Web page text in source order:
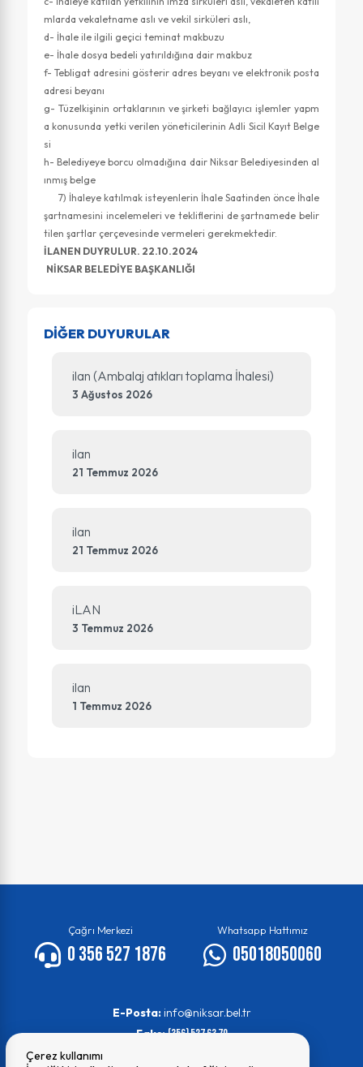
mlarda vekaletname aslı ve vekil sirküleri aslı,
d- İhale ile ilgili geçici teminat makbuzu
e- İhale dosya bedeli yatırıldığına dair makbuz
f- Tebligat adresini gösterir adres beyanı ve elektronik posta
adresi beyanı
g- Tüzelkişinin ortaklarının ve şirketi bağlayıcı işlemler yapm
a konusunda yetki verilen yöneticilerinin Adli Sicil Kayıt Belge
si
h- Belediyeye borcu olmadığına dair Niksar Belediyesinden al
ınmış belge
7) İhaleye katılmak isteyenlerin İhale Saatinden önce İhale
şartnamesini incelemeleri ve tekliflerini de şartnamede belir
tilen şartlar çerçevesinde vermeleri gerekmektedir.
İLANEN DUYRULUR. 22.10.2024
NİKSAR BELEDİYE BAŞKANLIĞI
DİĞER DUYURULAR
ilan (Ambalaj atıkları toplama İhalesi)
3 Ağustos 2026
ilan
21 Temmuz 2026
ilan
21 Temmuz 2026
iLAN
3 Temmuz 2026
ilan
1 Temmuz 2026
Çağrı Merkezi
0 356 527 1876
Whatsapp Hattımız
05018050060
E-Posta: info@niksar.bel.tr
Faks:(356) 527 63 70
Çerez kullanımı